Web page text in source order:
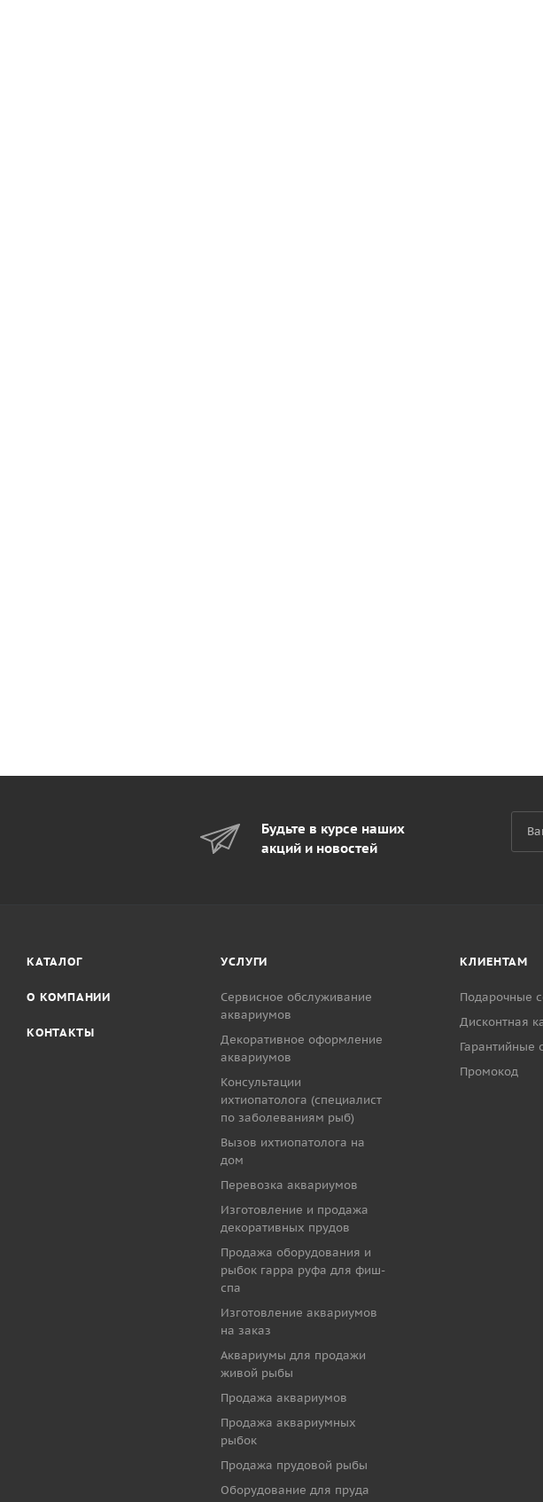
Будьте в курсе наших
акций и новостей
КАТАЛОГ
О КОМПАНИИ
КОНТАКТЫ
УСЛУГИ
Сервисное обслуживание
аквариумов
Декоративное оформление
аквариумов
Консультации
ихтиопатолога (специалист
по заболеваниям рыб)
Вызов ихтиопатолога на
дом
Перевозка аквариумов
Изготовление и продажа
декоративных прудов
Продажа оборудования и
рыбок гарра руфа для фиш-
спа
Изготовление аквариумов
на заказ
Аквариумы для продажи
живой рыбы
Продажа аквариумов
Продажа аквариумных
рыбок
Продажа прудовой рыбы
Оборудование для пруда
КЛИЕНТАМ
Подарочные
Дисконтная
Гарантийные
Промокод